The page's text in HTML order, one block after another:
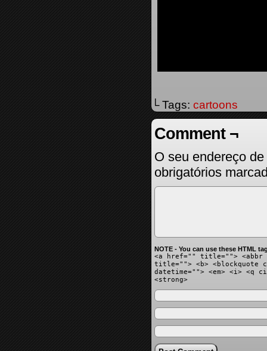
└ Tags: cartoons
Comment ¬
O seu endereço
obrigatórios
NOTE - You can use these HTML
<a href="" title=""> <abbr
title=""> <b> <blockquote
datetime=""> <em> <i> <q
<strong>